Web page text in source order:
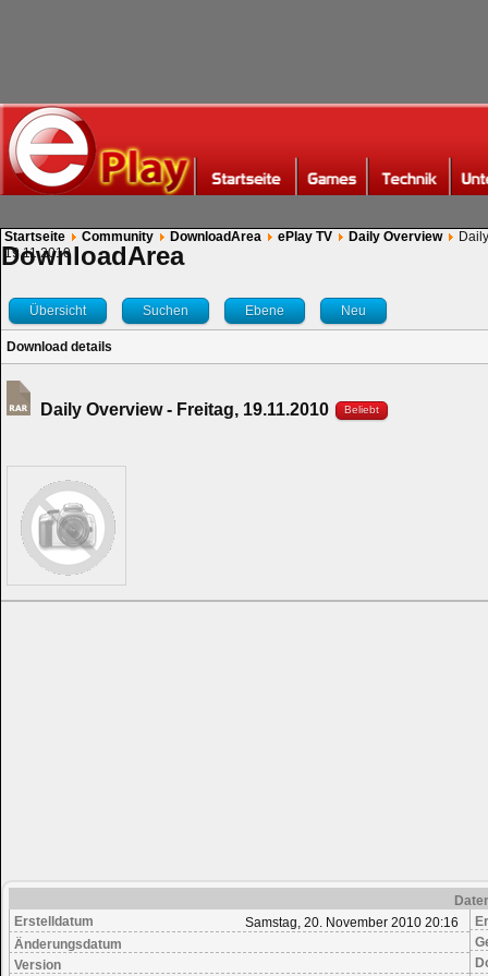
Startseite Community DownloadArea ePlay TV Daily Overview
19.11.2010
DownloadArea
Übersicht Suchen Ebene Neu
Download details
Daily Overview - Freitag, 19.11.2010 Beliebt
Erstelldatum
Samstag, 20. November 2010 20:16
Änderungsdatum
Version